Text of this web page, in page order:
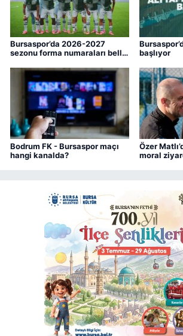
Bursaspor’da 2026-2027
sezonu forma numaraları belli
başlıyor
Bodrum FK - Bursaspor maçı
hangi kanalda?
Özer
moral